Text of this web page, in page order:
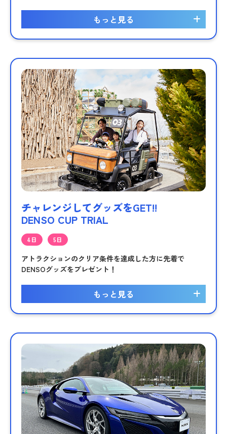
もっと見る
チャレンジしてグッズをGET!!
DENSO CUP TRIAL
4日 5日
アトラクションのクリア条件を達成した方に先着で
DENSOグッズをプレゼント！
もっと見る